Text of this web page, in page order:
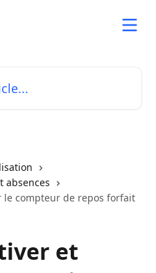
absences
le compteur de repos forfait
et